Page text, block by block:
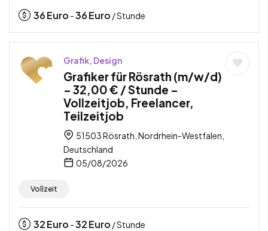
36Euro -36Euro / Stunde
Grafik, Design
Grafiker für Rösrath (m/w/d)
– 32,00 € / Stunde –
Vollzeitjob, Freelancer,
Teilzeitjob
51503 Rösrath, Nordrhein-Westfalen,
Deutschland
05/08/2026
Vollzeit
32Euro -32Euro / Stunde